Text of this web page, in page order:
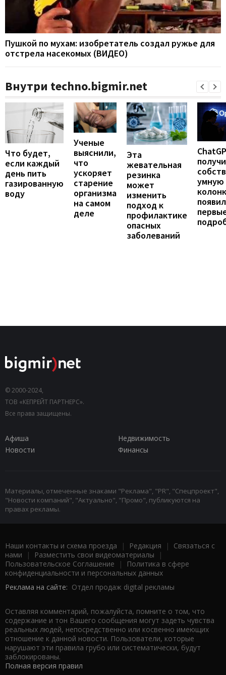
Пушкой по мухам: изобретатель создал ружье для
отстрела насекомых (ВИДЕО)
Внутри techno.bigmir.net
Что будет,
если каждый
день пить
газированную
воду
Ученые
выяснили,
что
ускоряет
старение
организма
на самом
деле
Эта
жевательная
резинка
может
изменить
подход к
профилактике
опасных
заболеваний
умную
© 2000-2024,
ТОВ «КЕПРЕЙТ ПАРТНЕРС».
Все права защищены.
Афиша
Недвижимость
Новости
Финансы
Материалы, отмеченные знаками "Реклама", "PR", "Спецпроект",
"Новости компаний", "Актуально", "Промо", публикуются на
правах рекламы.
Наши контакты и схема проезда | Редакция | Связаться с
нами | Разместить свои видеоматериалы |
Пользовательское Соглашение |
Политика в сфере
конфиденциальности и персональных данных
Реклама на сайте: Отдел продаж digital рекламы
Оставляя комментарий, пожалуйста, помните о том, что
содержание и тон Вашего сообщения могут задеть чувства
реальных людей, непосредственно или косвенно имеющих
отношение к данной новости. Пользователи, которые
нарушают эти правила грубо или систематически, будут
заблокированы.
Полная версия правил